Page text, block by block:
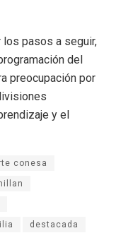
los pasos a seguir,
del
preocupación por
y el
conesa
destacada